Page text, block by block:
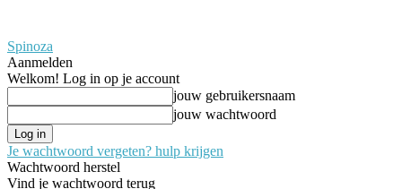
Spinoza
Aanmelden
Welkom! Log in op je account
jouw gebruikersnaam
jouw wachtwoord
Je wachtwoord vergeten? hulp krijgen
Wachtwoord herstel
Vind je wachtwoord terug